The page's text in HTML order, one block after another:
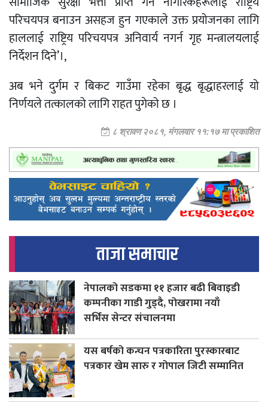
परिचयपत्र बनाउन असहज हुन गएकाले उक्त प्रयोजनका लागि
हाललाई राष्ट्रिय परिचयपत्र अनिवार्य नगर्न गृह मन्त्रालयलाई
निर्देशन दिने’।,
अब भने दुर्गम र बिकट गाउँमा रहेका बृद्ध बृद्धाहरलाई यो
निर्णयले तत्कालको लागि राहत पुगेको छ ।
८ श्रावण २०८१, मंगलवार ११:१७ मा प्रकाशित
ताजा समाचार
नेपालको सडकमा ११ हजार बढी बिवाइडी
कम्पनीका गाडी गुड्दै, पोखरामा नयाँ
सर्भिस सेन्टर संचालनमा
यस बर्षको कन्चन पत्रकारिता पुरस्कारबाट
पत्रकार खेम सारु र गोपाल जिटी सम्मानित